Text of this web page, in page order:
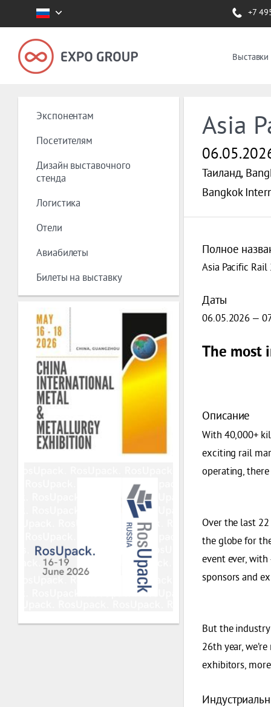
+7
Экспонентам
Посетителям
Дизайн выставочного
стенда
Логистика
Отели
Авиабилеты
Билеты на выставку
Asia
Таиланд,
Bangkok
Полное
Asia Pacific Rail
Даты
06.05.2026 —
The most
Описание
With 40,000+
exciting rail
operating,
Over the last
the globe for
event ever,
sponsors and
But the industry
26th year,
exhibitors,